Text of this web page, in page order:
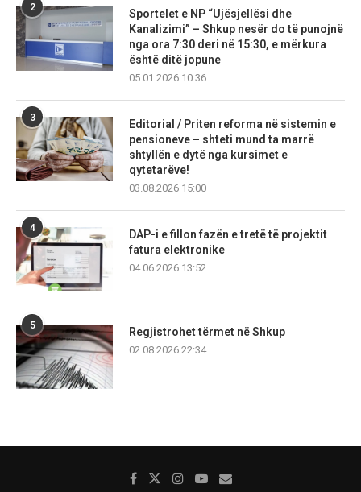
2
Sportelet e NP “Ujësjellësi dhe
Kanalizimi” – Shkup nesër do të punojnë
nga ora 7:30 deri në 15:30, e mërkura
është ditë jopune
05.01.2026 10:36
3
Editorial / Priten reforma në sistemin e
pensioneve – shteti mund ta marrë
shtyllën e dytë nga kursimet e
qytetarëve!
03.08.2026 15:00
4
DAP-i e fillon fazën e tretë të projektit
fatura elektronike
04.06.2026 13:52
5
Regjistrohet tërmet në Shkup
02.08.2026 22:34